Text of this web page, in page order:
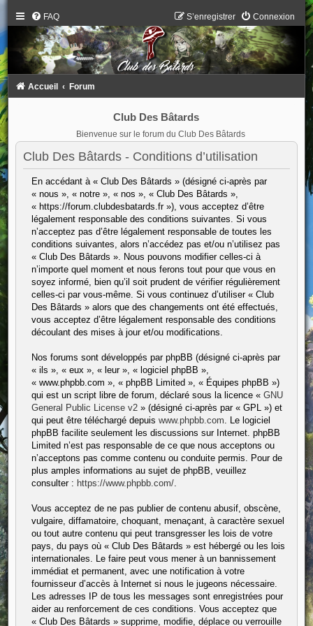
FAQ Connexion
S’enregistrer
Accueil Forum
Club Des Bâtards
Bienvenue sur le forum du Club Des Bâtards
Club Des Bâtards - Conditions d’utilisation
En accédant à « Club Des Bâtards » (désigné ci-après par
« nous », « notre », « nos », « Club Des Bâtards »,
« https://forum.clubdesbatards.fr »), vous acceptez d’être
légalement responsable des conditions suivantes. Si vous
n’acceptez pas d’être légalement responsable de toutes les
conditions suivantes, alors n’accédez pas et/ou n’utilisez pas
« Club Des Bâtards ». Nous pouvons modifier celles-ci à
n’importe quel moment et nous ferons tout pour que vous en
soyez informé, bien qu’il soit prudent de vérifier régulièrement
celles-ci par vous-même. Si vous continuez d’utiliser « Club
Des Bâtards » alors que des changements ont été effectués,
vous acceptez d’être légalement responsable des conditions
découlant des mises à jour et/ou modifications.
Nos forums sont développés par phpBB (désigné ci-après par
« ils », « eux », « leur », « logiciel phpBB »,
« www.phpbb.com », « phpBB Limited », « Équipes phpBB »)
qui est un script libre de forum, déclaré sous la licence « GNU
General Public License v2» (désigné ci-après par « GPL ») et
qui peut être téléchargé depuis www.phpbb.com . Le logiciel
phpBB facilite seulement les discussions sur Internet. phpBB
Limited n’est pas responsable de ce que nous acceptons ou
n’acceptons pas comme contenu ou conduite permis. Pour de
plus amples informations au sujet de phpBB, veuillez
consulter : https://www.phpbb.com/.
Vous acceptez de ne pas publier de contenu abusif, obscène,
vulgaire, diffamatoire, choquant, menaçant, à caractère sexuel
ou tout autre contenu qui peut transgresser les lois de votre
pays, du pays où « Club Des Bâtards » est hébergé ou les lois
internationales. Le faire peut vous mener à un bannissement
immédiat et permanent, avec une notification à votre
fournisseur d’accès à Internet si nous le jugeons nécessaire.
Les adresses IP de tous les messages sont enregistrées pour
aider au renforcement de ces conditions. Vous acceptez que
« Club Des Bâtards » supprime, modifie, déplace ou verrouille